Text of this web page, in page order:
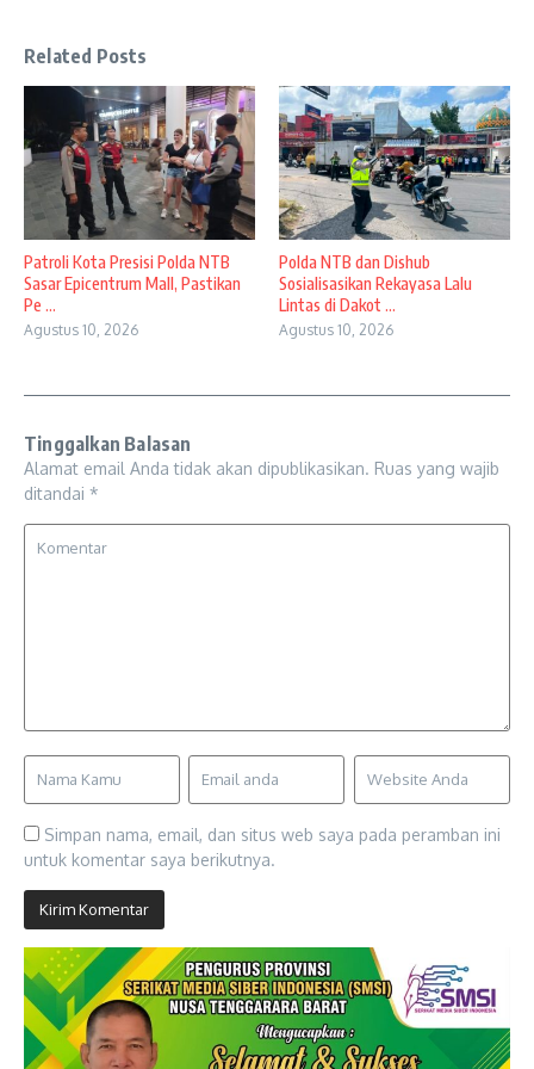
Related Posts
Patroli Kota Presisi Polda NTB
Sasar Epicentrum Mall, Pastikan
Pe ...
Agustus 10, 2026
Polda NTB dan Dishub
Sosialisasikan Rekayasa Lalu
Lintas di Dakot ...
Agustus 10, 2026
Tinggalkan Balasan
Alamat email Anda tidak akan dipublikasikan. Ruas yang wajib
ditandai *
Simpan nama, email, dan situs web saya pada peramban ini
untuk komentar saya berikutnya.